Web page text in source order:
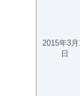
2015年3
日